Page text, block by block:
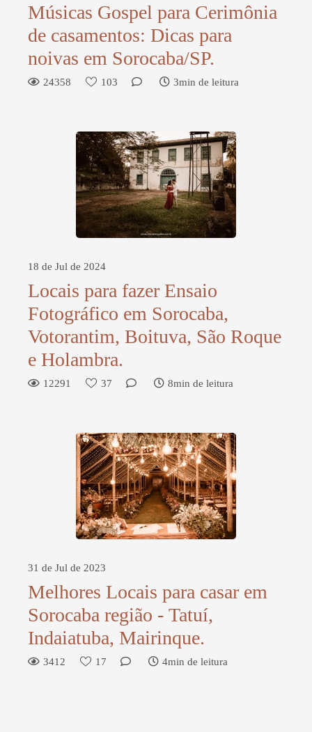
Músicas Gospel para Cerimônia
de casamentos: Dicas para
noivas em Sorocaba/SP.
24358 103 3min de leitura
18 de Jul de 2024
Locais para fazer Ensaio
Fotográfico em Sorocaba,
Votorantim, Boituva, São Roque
e Holambra.
12291 37 8min de leitura
31 de Jul de 2023
Melhores Locais para casar em
Sorocaba região - Tatuí,
Indaiatuba, Mairinque.
3412 17 4min de leitura